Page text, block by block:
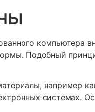
компьютера
Подобный
например
системах.